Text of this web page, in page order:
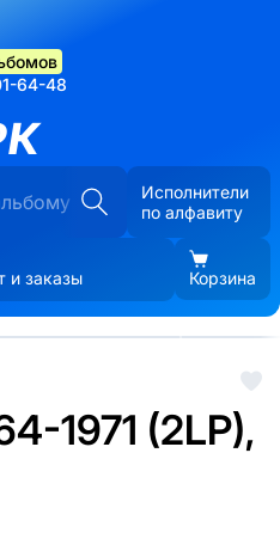
64-48
Исполнители
по алфавиту
и заказы Корзина
1971 (2LP),